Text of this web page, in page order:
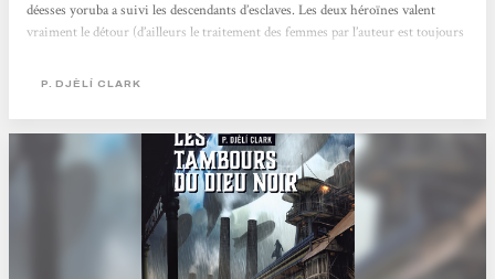
déesses yoruba a suivi les descendants d’esclaves. Les deux héroïnes valent
vraiment le détour (d’ailleurs le traitement des femmes par l’auteur est toujours
personne m’a paru justifiée et utile, d’autant plus intéressante que l’auteur...
P. DJÈLÍ CLARK